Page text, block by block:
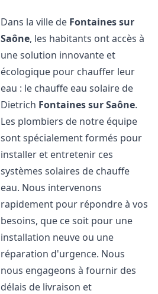
Dans la ville de Fontaines sur
Saône, les habitants ont accès à
une solution innovante et
écologique pour chauffer leur
eau : le chauffe eau solaire de
Dietrich Fontaines sur Saône.
Les plombiers de notre équipe
sont spécialement formés pour
installer et entretenir ces
systèmes solaires de chauffe
eau. Nous intervenons
rapidement pour répondre à vos
besoins, que ce soit pour une
installation neuve ou une
réparation d'urgence. Nous
nous engageons à fournir des
délais de livraison et